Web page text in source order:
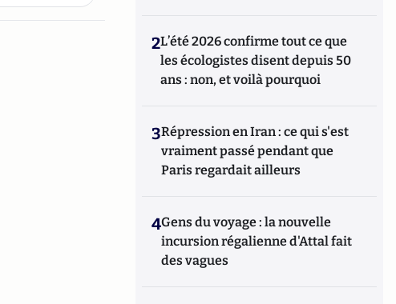
2L’été 2026 confirme tout ce que
les écologistes disent depuis 50
ans : non, et voilà pourquoi
3Répression en Iran : ce qui s'est
vraiment passé pendant que
Paris regardait ailleurs
4Gens du voyage : la nouvelle
incursion régalienne d'Attal fait
des vagues